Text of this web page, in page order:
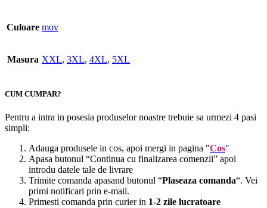
Culoare mov
Masura XXL, 3XL, 4XL, 5XL
CUM CUMPAR?
Pentru a intra in posesia produselor noastre trebuie sa urmezi 4 pasi
simpli:
Adauga produsele in cos, apoi mergi in pagina "Cos"
Apasa butonul “Continua cu finalizarea comenzii” apoi
introdu datele tale de livrare
Trimite comanda apasand butonul “Plaseaza comanda“. Vei
primi notificari prin e-mail.
Primesti comanda prin curier in 1-2 zile lucratoare